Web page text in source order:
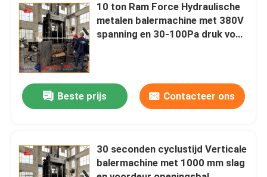
Neem contact met ons op
Nieuws
Gevallen
Industriële Persmachine
10 ton Ram Force Hydraulische
metalen balermachine met 380V
spanning en 30-100Pa druk voor
Beste prijs Contacteer ons
30 seconden cyclustijd Verticale
balermachine met 1000 mm slag